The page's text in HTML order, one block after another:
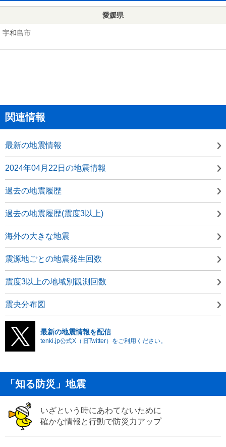
愛媛県
宇和島市
関連情報
最新の地震情報
2024年04月22日の地震情報
過去の地震履歴
過去の地震履歴(震度3以上)
海外の大きな地震
震源地ごとの地震発生回数
震度3以上の地域別観測回数
震央分布図
最新の地震情報を配信
tenki.jp公式X（旧Twitter）をご利用ください。
「知る防災」地震
いざという時にあわてないために
確かな情報と行動で防災力アップ